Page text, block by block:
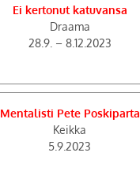
Ei kertonut katuvansa
Draama
28.9. – 8.12.2023
Mentalisti Pete Poskiparta
Keikka
5.9.2023